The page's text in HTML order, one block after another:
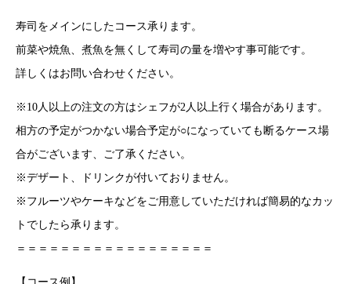
寿司をメインにしたコース承ります。
前菜や焼魚、煮魚を無くして寿司の量を増やす事可能です。
詳しくはお問い合わせください。
※10人以上の注文の方はシェフが2人以上行く場合があります。
相方の予定がつかない場合予定が○になっていても断るケース場
合がございます、ご了承ください。
※デザート、ドリンクが付いておりません。
※フルーツやケーキなどをご用意していただければ簡易的なカッ
トでしたら承ります。
＝＝＝＝＝＝＝＝＝＝＝＝＝＝＝＝＝＝